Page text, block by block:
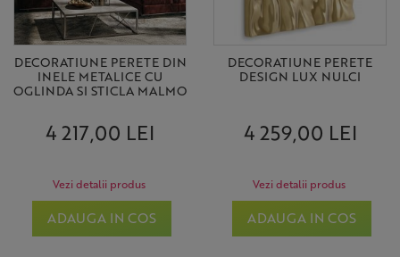
DECORATIUNE PERETE DIN
INELE METALICE CU
OGLINDA SI STICLA MALMO
4 217,00 LEI
Vezi detalii produs
ADAUGA IN COS
DECORATIUNE PERETE
DESIGN LUX NULCI
4 259,00 LEI
Vezi detalii produs
ADAUGA IN COS